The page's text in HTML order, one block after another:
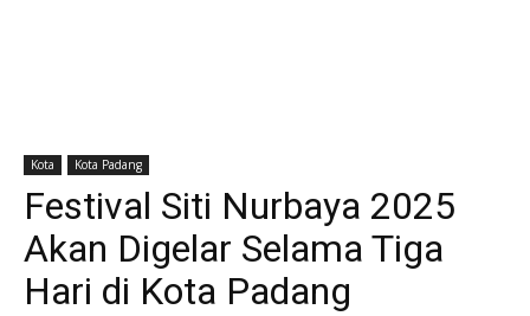
Kota Kota Padang
Festival Siti Nurbaya 2025
Akan Digelar Selama Tiga
Hari di Kota Padang